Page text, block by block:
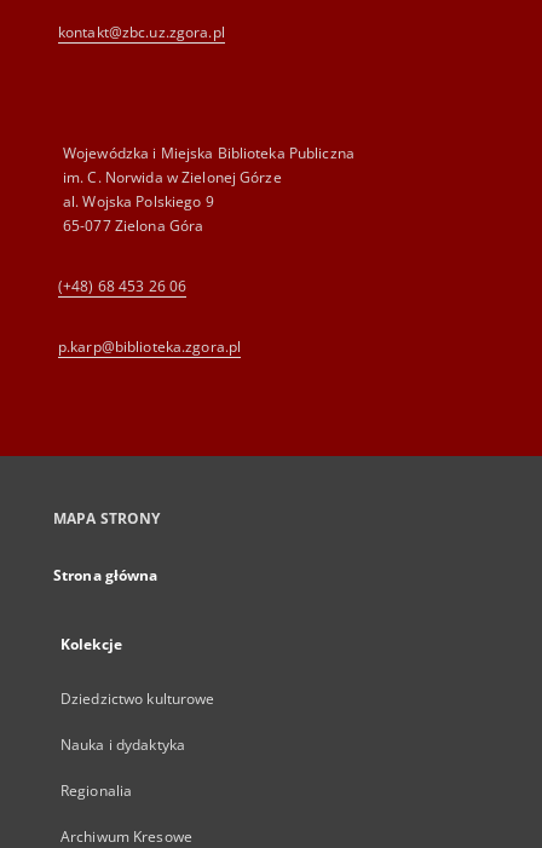
kontakt@zbc.uz.zgora.pl
Wojewódzka i Miejska Biblioteka Publiczna
im. C. Norwida w Zielonej Górze
al. Wojska Polskiego 9
65-077 Zielona Góra
(+48) 68 453 26 06
p.karp@biblioteka.zgora.pl
MAPA STRONY
Strona główna
Kolekcje
Dziedzictwo kulturowe
Nauka i dydaktyka
Regionalia
Archiwum Kresowe